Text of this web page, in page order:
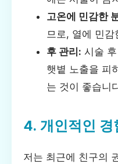
고온에 민감한
므로, 열에 민감
후 관리: 시술
햇볕 노출을 피
는 것이 좋습니
4. 개인적인 경
저는 최근에 친구의